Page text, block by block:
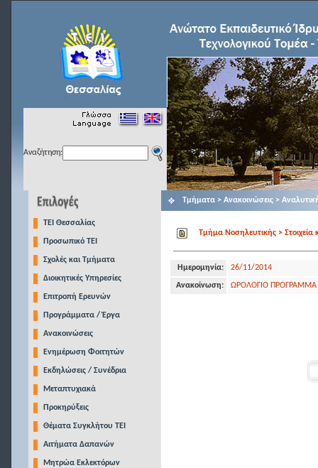
Αναζήτηση:
TEI Θεσσαλίας
Προσωπικό ΤΕΙ
Σχολές και Τμήματα
Διοικητικές Υπηρεσίες
Επιτροπή Ερευνών
Προγράμματα / Έργα
Ανακοινώσεις
Ενημέρωση Φοιτητών
Εκδηλώσεις / Συνέδρια
Μεταπτυχιακά
Προκηρύξεις
Θέματα Συγκλήτου ΤΕΙ
Αιτήματα Δαπανών
Μητρώα Εκλεκτόρων
Τμήματα > Ανακοινώσεις >
Τμήμα Νοσηλευτικής > Στοιχεία
Ημερομηνία: 26/11/2014
Ανακοίνωση: ΩΡΟΛΟΓΙΟ ΠΡΟΓΡΑΜΜΑ